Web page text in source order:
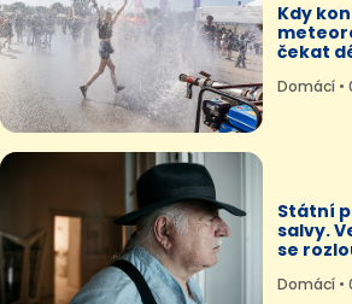
Kdy
čekat
Domácí •
Státní
salvy.
se
Domácí •